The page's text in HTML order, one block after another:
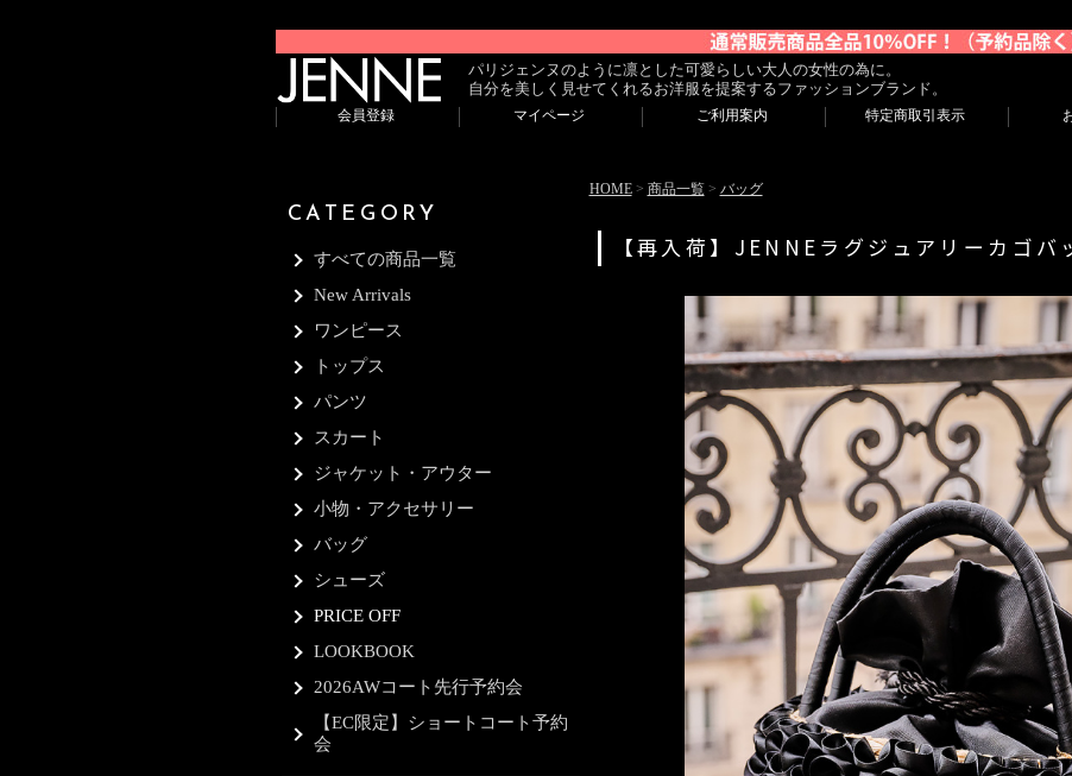
パリジェンヌのように凛とした可愛らしい大人の女性の為に。
自分を美しく見せてくれるお洋服を提案するファッションブランド。
会員登録 マイページ ご利用案内 特定商取引表示
CATEGORY
すべての商品一覧
New Arrivals
ワンピース
トップス
パンツ
スカート
ジャケット・アウター
小物・アクセサリー
バッグ
シューズ
PRICE OFF
LOOKBOOK
2026AWコート先行予約会
【EC限定】ショートコート予約
会
HOME> 商品一覧> バッグ
【再入荷】JENNEラグジュアリーカゴバ